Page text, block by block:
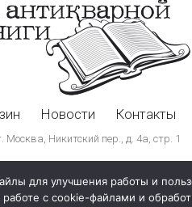
Новости Контакты
Москва, Никитский пер., д. 4а, стр. 1
для улучшения работы и
с cookie-файлами и